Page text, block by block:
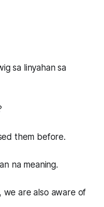
sa linyahan sa
them before.
na meaning.
we are also aware of